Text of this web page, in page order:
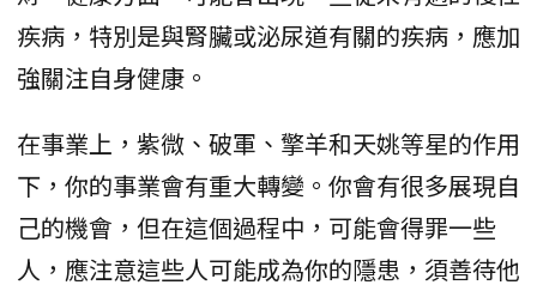
疾病，特別是與腎臟或泌尿道有關的疾病，應加
強關注自身健康。
在事業上，紫微、破軍、擎羊和天姚等星的作用
下，你的事業會有重大轉變。你會有很多展現自
己的機會，但在這個過程中，可能會得罪一些
人，應注意這些人可能成為你的隱患，須善待他